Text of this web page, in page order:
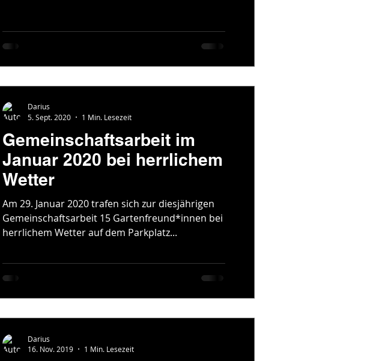
Gemeinschaftsarbeit im
Januar 2020 bei herrlichem
Wetter
Am 29. Januar 2020 trafen sich zur diesjährigen
Gemeinschaftsarbeit 15 Gartenfreund*innen bei
herrlichem Wetter auf dem Parkplatz...
Darius
5. Sept. 2020
1 Min. Lesezeit
Darius
16. Nov. 2019
1 Min. Lesezeit